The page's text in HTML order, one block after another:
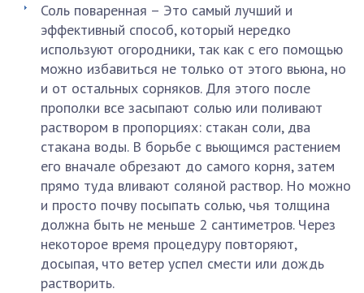
Соль поваренная – Это самый лучший и
эффективный способ, который нередко
используют огородники, так как с его помощью
можно избавиться не только от этого вьюна, но
и от остальных сорняков. Для этого после
прополки все засыпают солью или поливают
раствором в пропорциях: стакан соли, два
стакана воды. В борьбе с вьющимся растением
его вначале обрезают до самого корня, затем
прямо туда вливают соляной раствор. Но можно
и просто почву посыпать солью, чья толщина
должна быть не меньше 2 сантиметров. Через
некоторое время процедуру повторяют,
досыпая, что ветер успел смести или дождь
растворить.